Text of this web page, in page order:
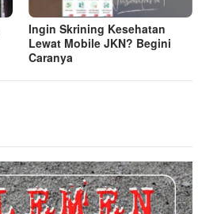
Ingin Skrining Kesehatan
Lewat Mobile JKN? Begini
Caranya